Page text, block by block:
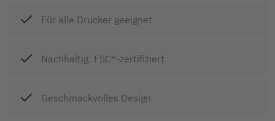
Für alle Drucker geeignet
Nachhaltig: FSC®-zertifiziert
Geschmackvolles Design